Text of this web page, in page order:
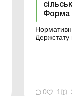
Форма
0 1